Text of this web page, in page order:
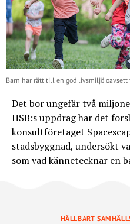
Barn har rätt till en god livsmiljö oavsett
Det bor ungefär två
HSB:s uppdrag har det
konsultföretaget
stadsbyggnad, undersökt
som vad kännetecknar en
HÅLLBART